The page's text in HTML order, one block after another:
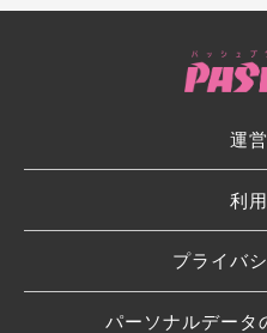
運
利
プライバ
パーソナルデータ